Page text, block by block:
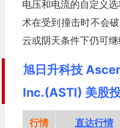
电压和电流的自定义
术在受到撞击时不会
云或阴天条件下仍可继
旭日升科技
Inc.(ASTI) 美股
行情 直达行情